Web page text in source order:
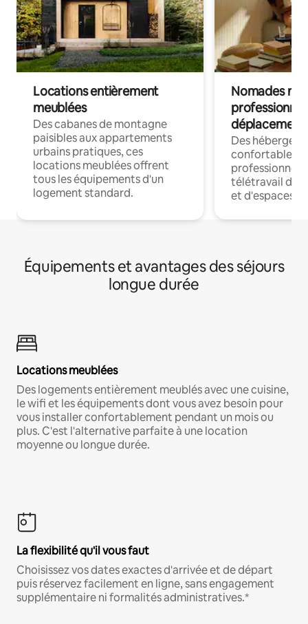
Locations entièrement
meublées
Des cabanes de montagne
paisibles aux appartements
urbains pratiques, ces
locations meublées offrent
tous les équipements d'un
logement standard.
Nomades
déplacement
Des
confortables
professionnels
télétravail
et d'espaces
Équipements et avantages des séjours
longue durée
Locations meublées
Des logements entièrement meublés avec une cuisine,
le wifi et les équipements dont vous avez besoin pour
vous installer confortablement pendant un mois ou
plus. C'est l'alternative parfaite à une location
moyenne ou longue durée.
La flexibilité qu'il vous faut
Choisissez vos dates exactes d'arrivée et de départ
puis réservez facilement en ligne, sans engagement
supplémentaire ni formalités administratives.*